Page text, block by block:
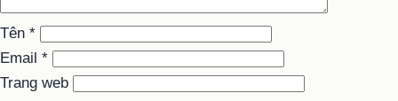
Tên *
Email *
Trang web